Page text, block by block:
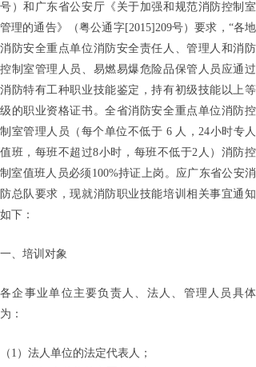
号）和广东省公安厅《关于加强和规范消防控制室
管理的通告》（粤公通字[2015]209号）要求，“各地
消防安全重点单位消防安全责任人、管理人和消防
控制室管理人员、易燃易爆危险品保管人员应通过
消防特有工种职业技能鉴定，持有初级技能以上等
级的职业资格证书。全省消防安全重点单位消防控
制室管理人员（每个单位不低于 6 人，24小时专人
值班，每班不超过8小时，每班不低于2人）消防控
制室值班人员必须100%持证上岗。应广东省公安消
防总队要求，现就消防职业技能培训相关事宜通知
如下：
一、培训对象
各企事业单位主要负责人、法人、管理人员具体
为：
（1）法人单位的法定代表人；